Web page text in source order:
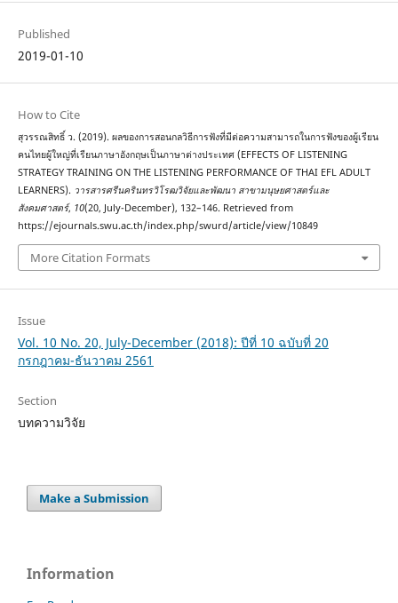
Published
2019-01-10
How to Cite
สุวรรณสิทธิ์ ว. (2019). ผลของการสอนกลวิธีการฟังที่มีต่อความสามารถในการฟังของผู้เรียน
คนไทยผู้ใหญ่ที่เรียนภาษาอังกฤษเป็นภาษาต่างประเทศ (EFFECTS OF LISTENING
STRATEGY TRAINING ON THE LISTENING PERFORMANCE OF THAI EFL ADULT
LEARNERS). วารสารศรีนครินทรวิโรฒวิจัยและพัฒนา สาขามนุษยศาสตร์และ
สังคมศาสตร์, 10(20, July-December), 132–146. Retrieved from
https://ejournals.swu.ac.th/index.php/swurd/article/view/10849
More Citation Formats
Issue
Vol. 10 No. 20, July-December (2018): ปีที่ 10 ฉบับที่ 20
กรกฎาคม-ธันวาคม 2561
Section
บทความวิจัย
Make a Submission
Information